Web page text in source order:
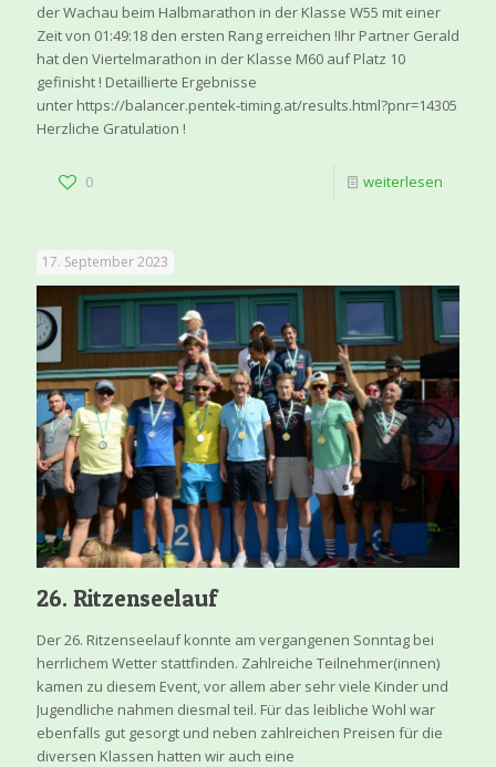
der Wachau beim Halbmarathon in der Klasse W55 mit einer
Zeit von 01:49:18 den ersten Rang erreichen !Ihr Partner Gerald
hat den Viertelmarathon in der Klasse M60 auf Platz 10
gefinisht ! Detaillierte Ergebnisse
unter https://balancer.pentek-timing.at/results.html?pnr=14305
Herzliche Gratulation !
0 weiterlesen
17. September 2023
26. Ritzenseelauf
Der 26. Ritzenseelauf konnte am vergangenen Sonntag bei
herrlichem Wetter stattfinden. Zahlreiche Teilnehmer(innen)
kamen zu diesem Event, vor allem aber sehr viele Kinder und
Jugendliche nahmen diesmal teil. Für das leibliche Wohl war
ebenfalls gut gesorgt und neben zahlreichen Preisen für die
diversen Klassen hatten wir auch eine